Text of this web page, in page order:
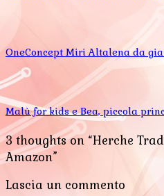
OneConcept Miri Altalena da
Malù for kids e Bea, piccola
3 thoughts on “Herche
Amazon”
Lascia un commento